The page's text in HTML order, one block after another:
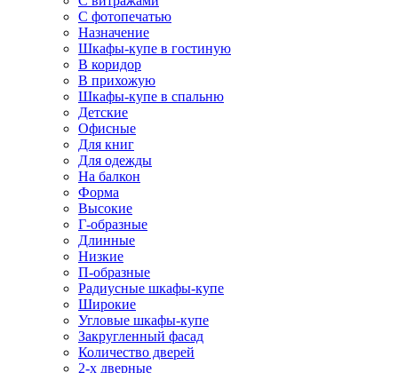
С фотопечатью
Назначение
Шкафы-купе в гостиную
В коридор
В прихожую
Шкафы-купе в спальню
Детские
Офисные
Для книг
Для одежды
На балкон
Форма
Высокие
Г-образные
Длинные
Низкие
П-образные
Радиусные шкафы-купе
Широкие
Угловые шкафы-купе
Закругленный фасад
Количество дверей
2-х дверные